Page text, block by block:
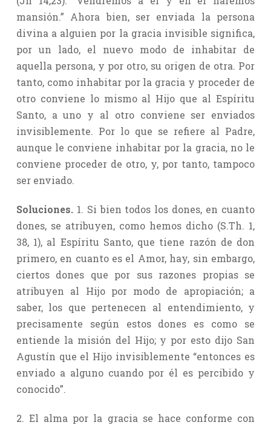
mansión.” Ahora bien, ser enviada la persona
divina a alguien por la gracia invisible significa,
por un lado, el nuevo modo de inhabitar de
aquella persona, y por otro, su origen de otra. Por
tanto, como inhabitar por la gracia y proceder de
otro conviene lo mismo al Hijo que al Espíritu
Santo, a uno y al otro conviene ser enviados
invisiblemente. Por lo que se refiere al Padre,
aunque le conviene inhabitar por la gracia, no le
conviene proceder de otro, y, por tanto, tampoco
ser enviado.
Soluciones.1. Si bien todos los dones, en cuanto
dones, se atribuyen, como hemos dicho (S.Th. 1,
38, 1), al Espíritu Santo, que tiene razón de don
primero, en cuanto es el Amor, hay, sin embargo,
ciertos dones que por sus razones propias se
atribuyen al Hijo por modo de apropiación; a
saber, los que pertenecen al entendimiento, y
precisamente según estos dones es como se
entiende la misión del Hijo; y por esto dijo San
Agustín que el Hijo invisiblemente “entonces es
enviado a alguno cuando por él es percibido y
conocido”.
2. El alma por la gracia se hace conforme con